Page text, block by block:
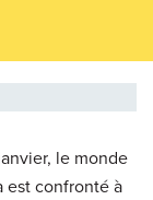
le monde
est confronté à